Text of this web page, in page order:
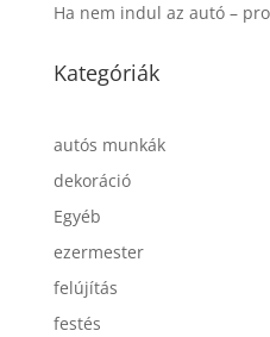
Ha nem indul az autó –
Kategóriák
autós munkák
dekoráció
Egyéb
ezermester
felújítás
festés